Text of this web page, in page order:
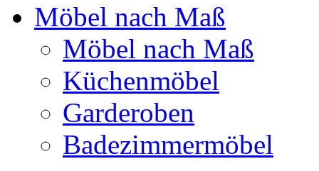
Möbel nach Maß
Möbel nach Maß
Küchenmöbel
Garderoben
Badezimmermöbel